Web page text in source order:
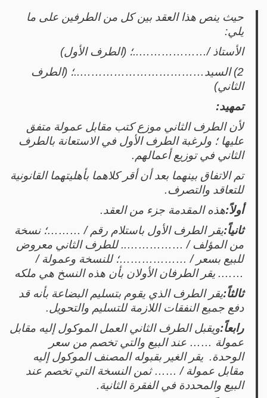
حيث ينص هذا العقد بين كل من الطرفين على ما
يلي:
الأستاذ /………………..؛ (الطرف الأول)
2) السيد……………………………..؛ (الطرف
الثاني)
تمهيد:
لأن الطرف الثاني موزع كتب مقابل عمولة متفق
عليها ؛ ولرغبة الطرف الأول في الاستعانة بالطرف
الثاني في توزيع أعمالهم.
تم الاتفاق بينهما بعد أن أقر كلاهما بأهليتهما القانونية
للتعاقد والتصرف.
أولاً:هذه المقدمة جزء من العقد.
ثانياً:يقر الطرف الأول باستلام رقم / ………؛ نسخة
من المؤلف / …………….. للطرف الثاني معروض
للبيع بسعر / ………………؛ للنسخة وعمولة /
……. يقر الطرفان الأولان بأن هذه النسخ هي ملكه
ثالثاً:يقر الطرف الذي يقوم بتسليم البضاعة بأنه قد
دفع جميع النفقات اللازمة للتسليم والتحويل.
رابعاً:ويقبل الطرف الثاني العمل الموكول إليه مقابل
عمولة …… عند البيع والتي تخصم من سعر
الوحدة. يقر الغير بقبوله المصنف الموكول إليه
مقابل عمولة / …… ثمن النسخة التي تخصم عند
البيع والمحددة في الفقرة الثانية.